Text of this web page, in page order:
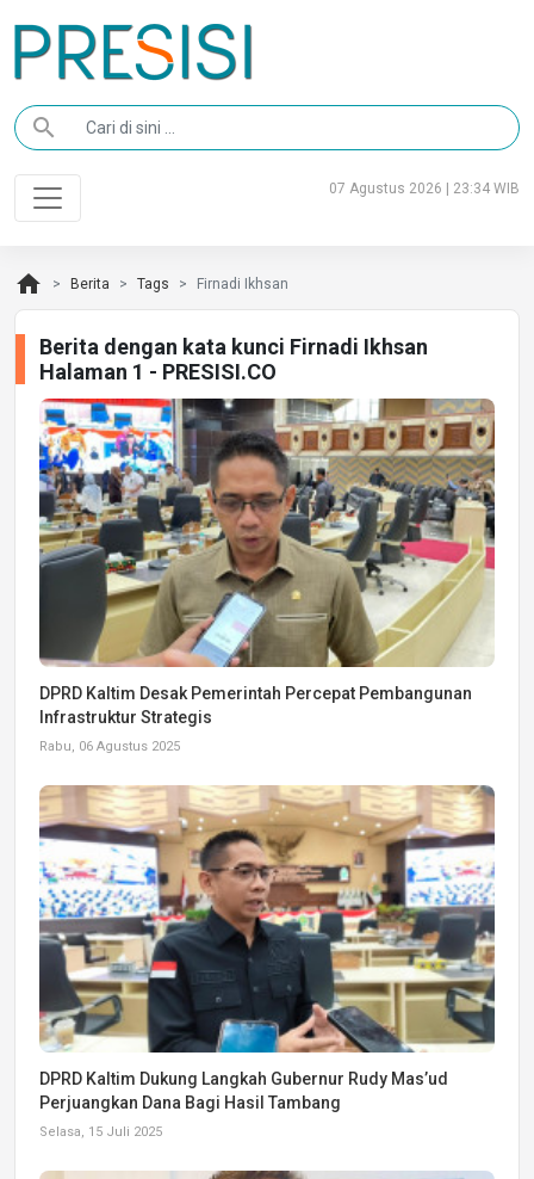
search
07 Agustus 2026 | 23:34 WIB
home Berita Tags Firnadi Ikhsan
Berita dengan kata kunci Firnadi Ikhsan
Halaman 1 - PRESISI.CO
DPRD Kaltim Desak Pemerintah Percepat Pembangunan
Infrastruktur Strategis
Rabu, 06 Agustus 2025
DPRD Kaltim Dukung Langkah Gubernur Rudy Mas’ud
Perjuangkan Dana Bagi Hasil Tambang
Selasa, 15 Juli 2025